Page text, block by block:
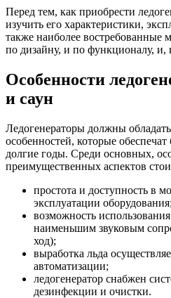
Перед тем, как приобрести
изучить его характеристики,
также наиболее востребованные
по дизайну, и по функционалу, и,
Особенности
и саун
Ледогенераторы должны
особенностей, которые
долгие годы. Среди основных,
преимущественных аспектов
простота и доступность в
эксплуатации оборудования;
возможность
наименьшим звуковым
ход);
выработка льда
автоматизации;
ледогенератор снабжен
дезинфекции и очистки.